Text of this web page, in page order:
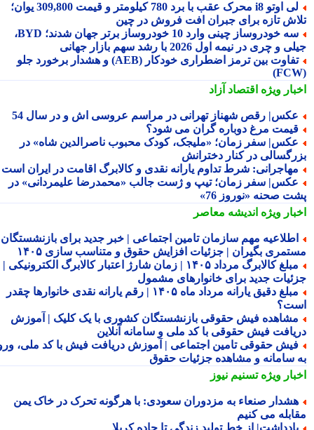
لی اوتو i8 محرک عقب با برد 780 کیلومتر و قیمت 309,800 یوان؛
تازه برای جبران افت فروش در چین
سه خودروساز چینی وارد 10 خودروساز برتر جهان شدند؛ BYD،
چری در نیمه اول 2026 با رشد سهم بازار جهانی
تفاوت بین ترمز اضطراری خودکار (AEB) و هشدار برخورد جلو
ویژهاقتصاد آزاد
رقص شهناز تهرانی در مراسم عروسی اش و در سال 54
مرغ دوباره گران می شود؟
سفر زمان؛ «ملیجک، کودک محبوب ناصرالدین شاه» در
در کنار دخترانش
شرط تداوم یارانه نقدی و کالابرگ اقامت در ایران است
سفر زمان؛ تیپ و ژست جالب «محمدرضا علیمردانی» در
صحنه «نوروز 76»
ویژهاندیشه معاصر
مهم سازمان تامین اجتماعی | خبر جدید برای بازنشستگان و
بگیران | جزئیات افزایش حقوق و متناسب سازی ۱۴۰۵
مبلغ کالابرگ مرداد ۱۴۰۵ | زمان شارژ اعتبار کالابرگ الکترونیکی |
جدید برای خانوارهای مشمول
مبلغ دقیق یارانه مرداد ماه ۱۴۰۵ | رقم یارانه نقدی خانوارها چقدر
فیش حقوقی بازنشستگان کشوری با یک کلیک | آموزش
فیش حقوقی با کد ملی و سامانه آنلاین
حقوقی تامین اجتماعی | آموزش دریافت فیش با کد ملی، ورود
سامانه و مشاهده جزئیات حقوق
ویژهتسنیم نیوز
صنعاء به مزدوران سعودی: با هرگونه تحرک در خاک یمن
می کنیم